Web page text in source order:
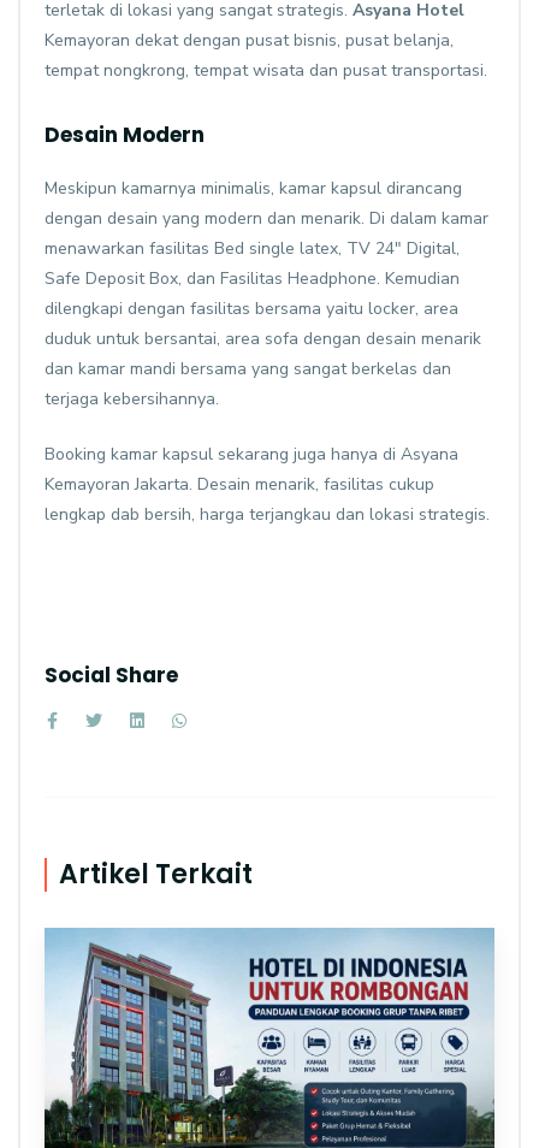
terletak di lokasi yang sangat strategis. Asyana Hotel
Kemayoran dekat dengan pusat bisnis, pusat belanja,
tempat nongkrong, tempat wisata dan pusat transportasi.
Desain Modern
Meskipun kamarnya minimalis, kamar kapsul dirancang
dengan desain yang modern dan menarik. Di dalam kamar
menawarkan fasilitas Bed single latex, TV 24" Digital,
Safe Deposit Box, dan Fasilitas Headphone. Kemudian
dilengkapi dengan fasilitas bersama yaitu locker, area
duduk untuk bersantai, area sofa dengan desain menarik
dan kamar mandi bersama yang sangat berkelas dan
terjaga kebersihannya.
Booking kamar kapsul sekarang juga hanya di Asyana
Kemayoran Jakarta. Desain menarik, fasilitas cukup
lengkap dab bersih, harga terjangkau dan lokasi strategis.
Social Share
Artikel Terkait